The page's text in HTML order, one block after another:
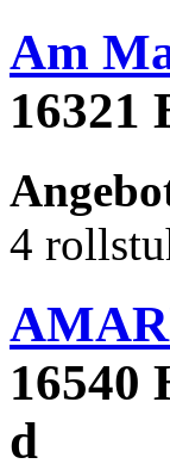
Am
16321
4
16540
d